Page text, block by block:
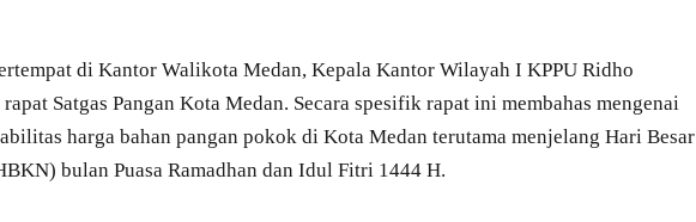
di Kantor Walikota Medan, Kepala Kantor Wilayah I KPPU Ridho
Satgas Pangan Kota Medan. Secara spesifik rapat ini membahas mengenai
harga bahan pangan pokok di Kota Medan terutama menjelang Hari Besar
bulan Puasa Ramadhan dan Idul Fitri 1444 H.